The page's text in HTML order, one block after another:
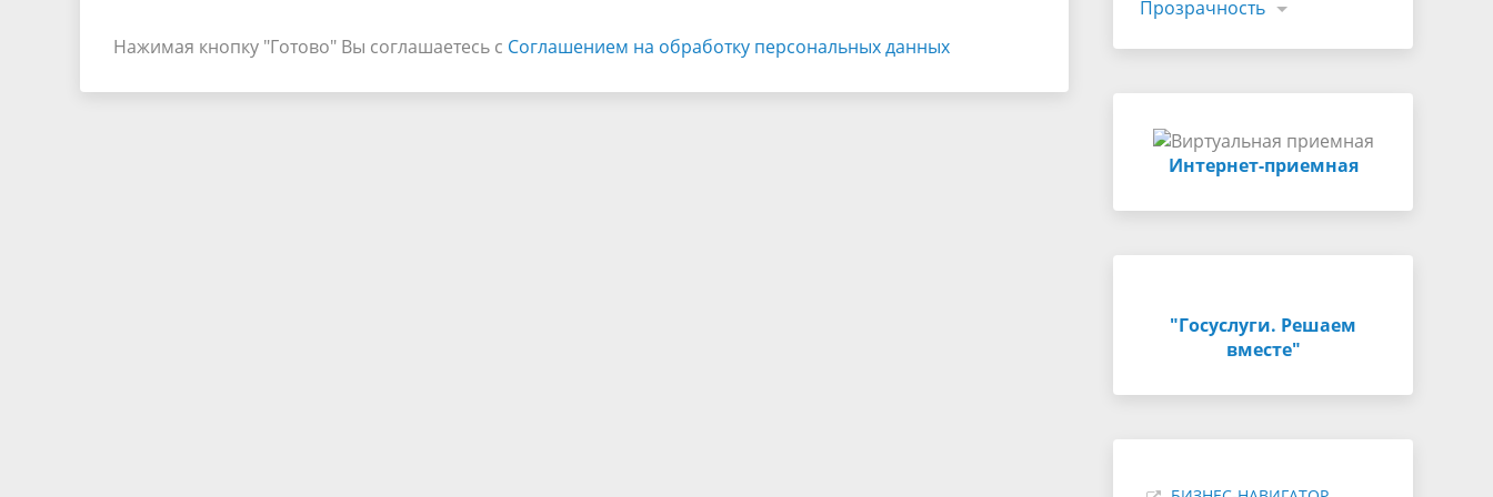
Нажимая кнопку "Готово" Вы соглашаетесь с Соглашением на обработку персональных данных
Прозрачность
Интернет-приемная
"Госуслуги. Решаем
вместе"